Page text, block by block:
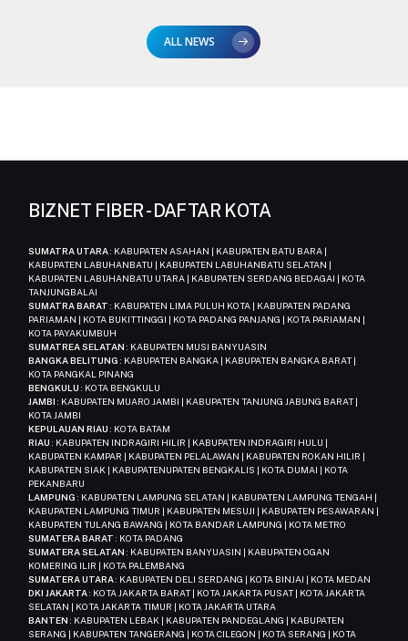
ALL NEWS
BIZNET FIBER - DAFTAR KOTA
SUMATRA UTARA: KABUPATEN ASAHAN | KABUPATEN BATU BARA |
KABUPATEN LABUHANBATU | KABUPATEN LABUHANBATU SELATAN |
KABUPATEN LABUHANBATU UTARA | KABUPATEN SERDANG BEDAGAI | KOTA
TANJUNGBALAI
SUMATRA BARAT : KABUPATEN LIMA PULUH KOTA | KABUPATEN PADANG
PARIAMAN | KOTA BUKITTINGGI | KOTA PADANG PANJANG | KOTA PARIAMAN |
KOTA PAYAKUMBUH
SUMATREA SELATAN : KABUPATEN MUSI BANYUASIN
BANGKA BELITUNG : KABUPATEN BANGKA | KABUPATEN BANGKA BARAT |
KOTA PANGKAL PINANG
BENGKULU : KOTA BENGKULU
JAMBI : KABUPATEN MUARO JAMBI | KABUPATEN TANJUNG JABUNG BARAT |
KOTA JAMBI
KEPULAUAN RIAU : KOTA BATAM
RIAU : KABUPATEN INDRAGIRI HILIR | KABUPATEN INDRAGIRI HULU |
KABUPATEN KAMPAR | KABUPATEN PELALAWAN | KABUPATEN ROKAN HILIR |
KABUPATEN SIAK | KABUPATENUPATEN BENGKALIS | KOTA DUMAI | KOTA
PEKANBARU
LAMPUNG : KABUPATEN LAMPUNG SELATAN | KABUPATEN LAMPUNG TENGAH |
KABUPATEN LAMPUNG TIMUR | KABUPATEN MESUJI | KABUPATEN PESAWARAN |
KABUPATEN TULANG BAWANG | KOTA BANDAR LAMPUNG | KOTA METRO
SUMATERA BARAT : KOTA PADANG
SUMATERA SELATAN : KABUPATEN BANYUASIN | KABUPATEN OGAN
KOMERING ILIR | KOTA PALEMBANG
SUMATERA UTARA: KABUPATEN DELI SERDANG | KOTA BINJAI | KOTA MEDAN
DKI JAKARTA: KOTA JAKARTA BARAT | KOTA JAKARTA PUSAT | KOTA JAKARTA
SELATAN | KOTA JAKARTA TIMUR | KOTA JAKARTA UTARA
BANTEN : KABUPATEN LEBAK | KABUPATEN PANDEGLANG | KABUPATEN
SERANG | KABUPATEN TANGERANG | KOTA CILEGON | KOTA SERANG | KOTA